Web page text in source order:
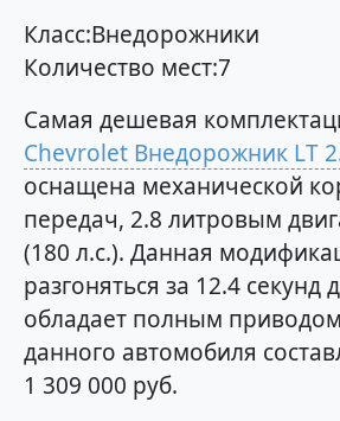
Класс:Внедорожники
Количество мест:7
Самая дешевая
Chevrolet Внедорожник LT
оснащена механической
передач, 2.8 литровым
(180 л.с.). Данная
разгоняться за 12.4 секунд
обладает полным
данного автомобиля
1 309 000 руб.